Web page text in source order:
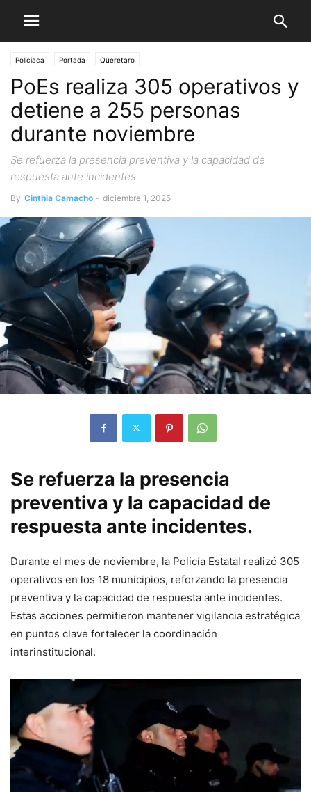
Policiaca Portada Querétaro
PoEs realiza 305 operativos y
detiene a 255 personas
durante noviembre
Se refuerza la presencia preventiva y la capacidad de
respuesta ante incidentes.
By Cinthia Camacho - diciembre 1, 2025
Se refuerza la presencia
preventiva y la capacidad de
respuesta ante incidentes.
Durante el mes de noviembre, la Policía Estatal realizó 305
operativos en los 18 municipios, reforzando la presencia
preventiva y la capacidad de respuesta ante incidentes.
Estas acciones permitieron mantener vigilancia estratégica
en puntos clave fortalecer la coordinación
interinstitucional.